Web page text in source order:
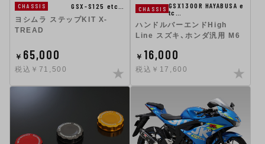
CHASSIS
GSX-S125 etc…
ヨシムラ ステップKIT X-
TREAD
￥ 65,000
税込￥71,500
CHASSIS GSX1300R HAYABUSA e
tc…
ハンドルバーエンドHigh
Line スズキ、ホンダ汎用 M6
￥ 16,000
税込￥17,600